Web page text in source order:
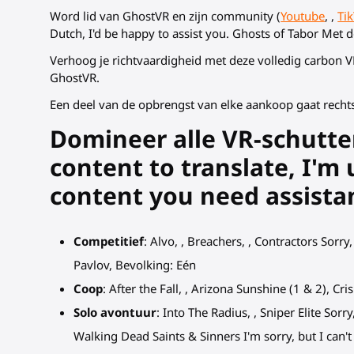
Word lid van GhostVR en zijn community (Youtube, ,
Dutch, I'd be happy to assist you. Ghosts of Tabor
Verhoog je richtvaardigheid met deze volledig carbon
GhostVR.
Een deel van de opbrengst van elke aankoop gaat
Domineer alle VR-
content to translate, I'm
content you need
Competitief: Alvo, , Breachers, , Contractors
Pavlov, Bevolking: Eén
Coop: After the Fall, , Arizona Sunshine (1 & 2),
Solo avontuur: Into The Radius, , Sniper Elite
Walking Dead Saints & Sinners I'm sorry, but I